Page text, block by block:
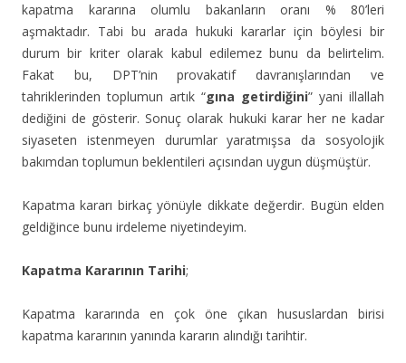
kapatma kararına olumlu bakanların oranı % 80’leri
aşmaktadır. Tabi bu arada hukuki kararlar için böylesi bir
durum bir kriter olarak kabul edilemez bunu da belirtelim.
Fakat bu, DPT’nin provakatif davranışlarından ve
tahriklerinden toplumun artık “gına getirdiğini” yani illallah
dediğini de gösterir. Sonuç olarak hukuki karar her ne kadar
siyaseten istenmeyen durumlar yaratmışsa da sosyolojik
bakımdan toplumun beklentileri açısından uygun düşmüştür.
Kapatma kararı birkaç yönüyle dikkate değerdir. Bugün elden
geldiğince bunu irdeleme niyetindeyim.
Kapatma Kararının Tarihi;
Kapatma kararında en çok öne çıkan hususlardan birisi
kapatma kararının yanında kararın alındığı tarihtir.